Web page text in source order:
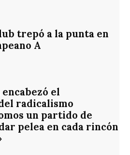
trepó a la punta en
A
el
radicalismo
un partido de
pelea en cada rincón